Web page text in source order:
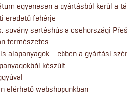
egyenesen a gyártásból kerül a
eredetű fehérje
sovány sertéshús a csehországi
természetes
alapanyagok – ebben a gyártási
készült
elérhető webshopunkban